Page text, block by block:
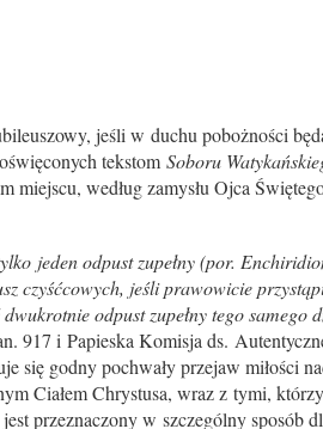
jeśli w duchu pobożności
tekstom Soboru
według zamysłu Ojca
jeden odpust zupełny (por.
czyśćcowych, jeśli prawowicie
odpust zupełny tego samego
917 i Papieska Komisja ds.
się godny pochwały przejaw miłości
Ciałem Chrystusa, wraz z tymi,
przeznaczony w szczególny sposób